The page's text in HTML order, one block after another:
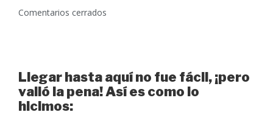
Comentarios cerrados
Llegar hasta aquí no fue fácil, ¡pero
valió la pena! Así es como lo
hicimos: